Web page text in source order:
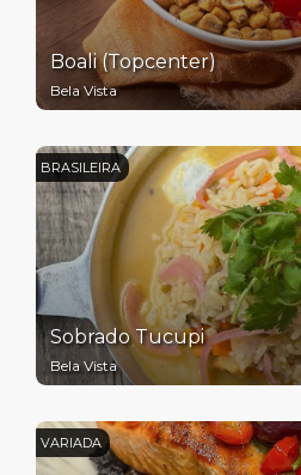
Boali (Topcenter)
Bela Vista
BRASILEIRA
Sobrado Tucupi
Bela Vista
VARIADA